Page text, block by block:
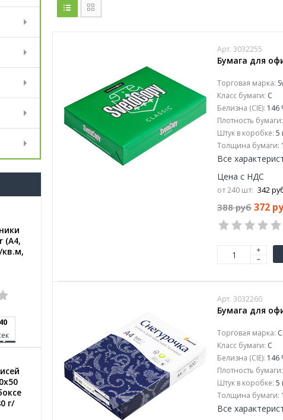
(А4,
кв.м,
39
г/
Арт. 3032255
Бумага для
Торговая марка:
Класс бумаги: C
Белизна (CIE): 146
Плотность бумаги:
Штук в коробке: 5
Толщина бумаги:
Все
Цена с НДС
от 240 шт: 342
388 руб 372
Арт. 3032260
Бумага для
Торговая марка:
Класс бумаги: C
Белизна (CIE): 146
Плотность бумаги:
Штук в коробке: 5
Толщина бумаги:
Все